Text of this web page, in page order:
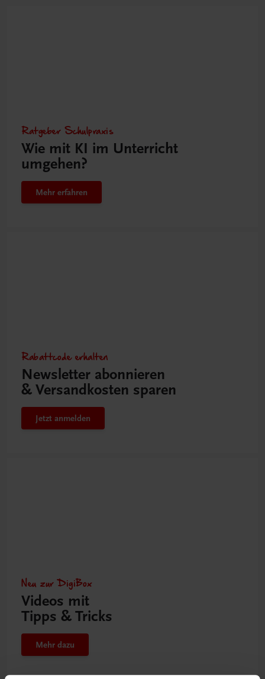
Ratgeber Schulpraxis
Wie mit KI im Unterricht
umgehen?
Mehr erfahren
Rabattcode erhalten
Newsletter abonnieren
& Versandkosten sparen
Jetzt anmelden
Neu zur DigiBox
Videos mit
Tipps & Tricks
Mehr dazu